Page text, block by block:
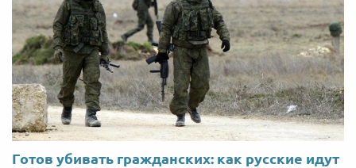
Готов убивать гражданских: как русские идут